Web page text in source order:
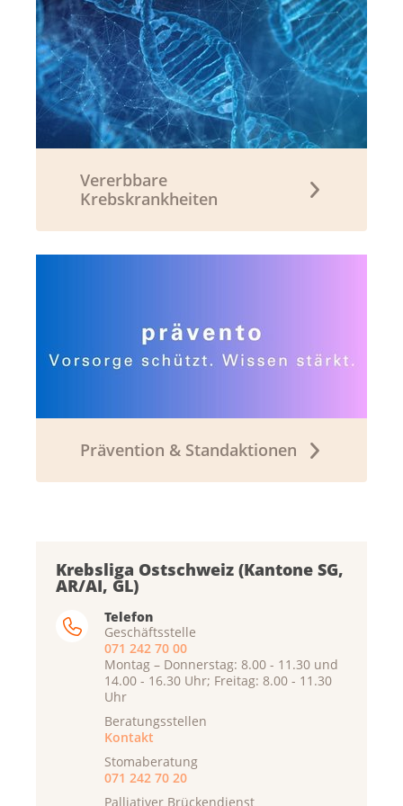
Vererbbare
Krebskrankheiten
Prävention & Standaktionen
Krebsliga Ostschweiz (Kantone SG,
AR/AI, GL)
Telefon
Geschäftsstelle
071 242 70 00
Montag – Donnerstag: 8.00 - 11.30 und
14.00 - 16.30 Uhr; Freitag: 8.00 - 11.30
Uhr
Beratungsstellen
Kontakt
Stomaberatung
071 242 70 20
Palliativer Brückendienst